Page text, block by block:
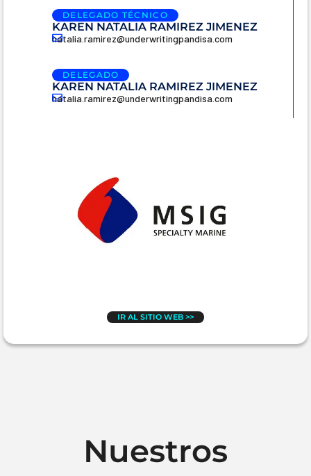
DELEGADO TÉCNICO
KAREN NATALIA RAMIREZ JIMENEZ
natalia.ramirez@underwritingpandisa.com
DELEGADO
KAREN NATALIA RAMIREZ JIMENEZ
natalia.ramirez@underwritingpandisa.com
IR AL SITIO WEB >>
Nuestros